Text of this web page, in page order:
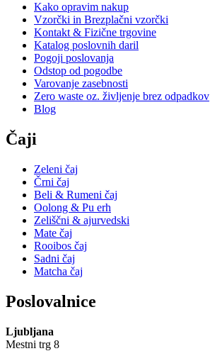
Kako opravim nakup
Vzorčki in Brezplačni vzorčki
Kontakt & Fizične trgovine
Katalog poslovnih daril
Pogoji poslovanja
Odstop od pogodbe
Varovanje zasebnosti
Zero waste oz. življenje brez odpadkov
Blog
Čaji
Zeleni čaj
Črni čaj
Beli & Rumeni čaj
Oolong & Pu erh
Zeliščni & ajurvedski
Mate čaj
Rooibos čaj
Sadni čaj
Matcha čaj
Poslovalnice
Ljubljana
Mestni trg 8